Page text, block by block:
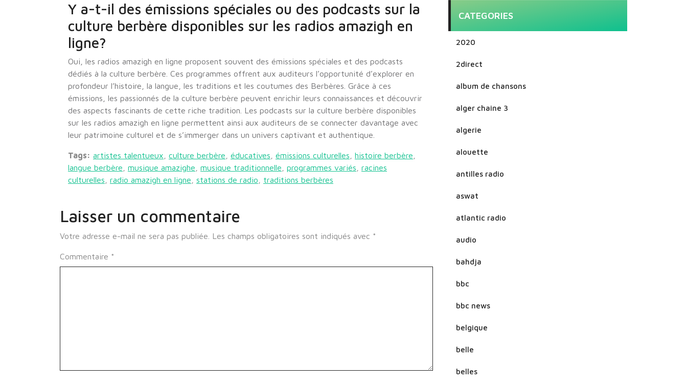
Y a-t-il des émissions spéciales ou des podcasts sur la
culture berbère disponibles sur les radios amazigh en
ligne?
Oui, les radios amazigh en ligne proposent souvent des émissions spéciales et des podcasts
dédiés à la culture berbère. Ces programmes offrent aux auditeurs l’opportunité d’explorer en
profondeur l’histoire, la langue, les traditions et les coutumes des Berbères. Grâce à ces
émissions, les passionnés de la culture berbère peuvent enrichir leurs connaissances et découvrir
des aspects fascinants de cette riche tradition. Les podcasts sur la culture berbère disponibles
sur les radios amazigh en ligne permettent ainsi aux auditeurs de se connecter davantage avec
leur patrimoine culturel et de s’immerger dans un univers captivant et authentique.
Tags: artistes talentueux culture berbère éducatives émissions culturelles histoire berbère
langue berbère
musique amazighe musique traditionnelle programmes variés
racines
culturelles
radio amazigh en ligne stations de radio traditions berbères
Laisser un commentaire
Votre adresse e-mail ne sera pas publiée. Les champs obligatoires sont indiqués avec *
Commentaire *
CATEGORIES
2020
2direct
album de chansons
alger chaine 3
algerie
alouette
antilles radio
aswat
atlantic radio
audio
bahdja
bbc
bbc news
belgique
belle
belles